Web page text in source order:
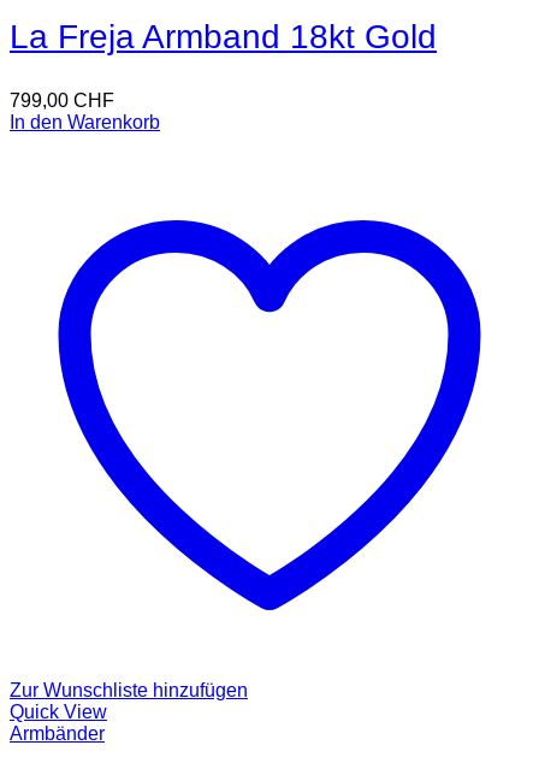
La Freja Armband 18kt Gold
799,00 CHF
In den Warenkorb
Zur Wunschliste hinzufügen
Quick View
Armbänder